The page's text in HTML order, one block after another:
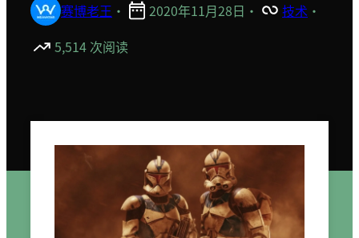
赛博老王 · 2020年11月28日 · 技术 ·
5,514 次阅读